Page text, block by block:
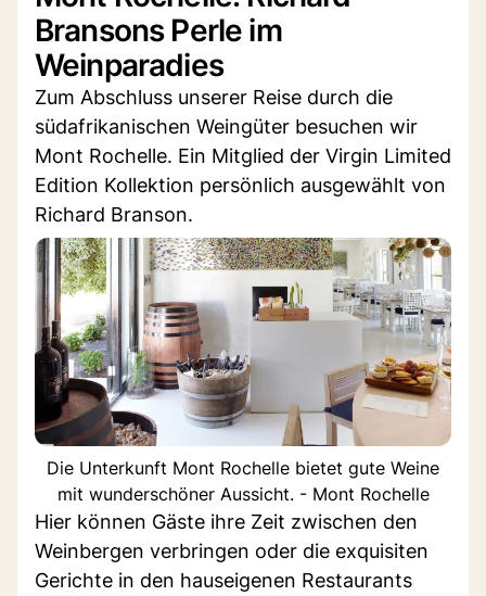
Bransons Perle im
Weinparadies
Zum Abschluss unserer Reise durch die
südafrikanischen Weingüter besuchen wir
Mont Rochelle. Ein Mitglied der Virgin Limited
Edition Kollektion persönlich ausgewählt von
Richard Branson.
Die Unterkunft Mont Rochelle bietet gute Weine
mit wunderschöner Aussicht. - Mont Rochelle
Hier können Gäste ihre Zeit zwischen den
Weinbergen verbringen oder die exquisiten
Gerichte in den hauseigenen Restaurants